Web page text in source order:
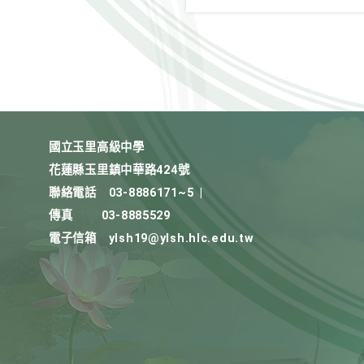
國立玉里高級中學
花蓮縣玉里鎮中華路424號
聯絡電話
03-8886171~5
傳真
03-8885529
電子信箱
ylsh19@ylsh.hlc.edu.tw